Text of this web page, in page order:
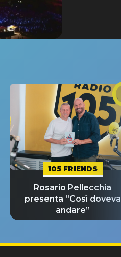
105 FRIENDS
Rosario Pellecchia
presenta “Così doveva
andare”